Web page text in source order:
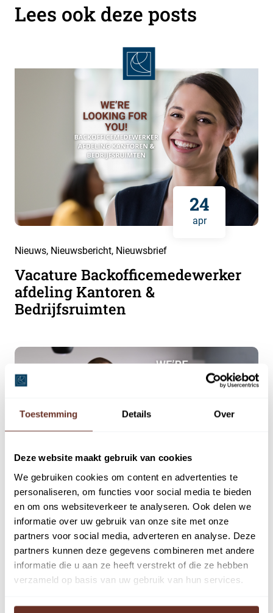
Toestemming Details Over
Deze website maakt gebruik van cookies
We gebruiken cookies om content en advertenties te
personaliseren, om functies voor social media te bieden
en om ons websiteverkeer te analyseren. Ook delen we
informatie over uw gebruik van onze site met onze
partners voor social media, adverteren en analyse. Deze
partners kunnen deze gegevens combineren met andere
informatie die u aan ze heeft verstrekt of die ze hebben
verzameld op basis van uw gebruik van hun services.
Lees ook deze posts
24
apr
Nieuws, Nieuwsbericht, Nieuwsbrief
Vacature Backofficemedewerker
afdeling Kantoren &
Bedrijfsruimten
27
jan
Nieuwsbericht,Nieuws,Nieuwsbrief
Vacature Ondernemend